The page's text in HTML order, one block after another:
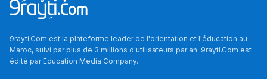
9rayti.Com est la plateforme leader de l'orientation et l'éducation au
Maroc, suivi par plus de 3 millions d'utilisateurs par an. 9rayti.Com est
édité parEducation Media Company.